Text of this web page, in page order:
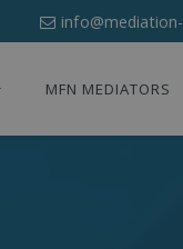
MFN MEDIATORS